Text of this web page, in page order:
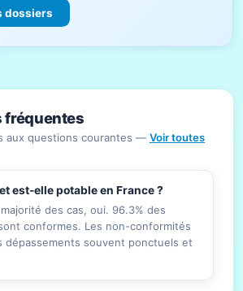
dossiers
fréquentes
aux questions courantes — Voir toutes
est-elle potable en France ?
des cas, oui. 96.3% des
conformes. Les non-conformités
dépassements souvent ponctuels et